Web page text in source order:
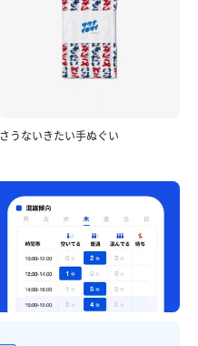
さうないきたい手ぬぐい